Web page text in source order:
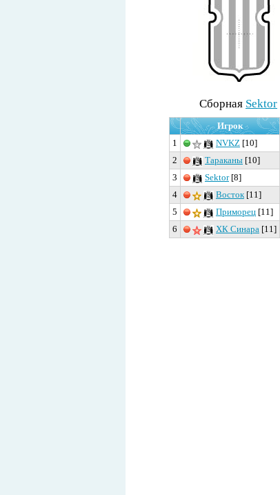
Cборная Sektor
Игрок
1
NVKZ [10]
2
Тараканы [10]
3
Sektor[8]
4
Восток[11]
5
Приморец [11]
6
ХК Синара [11]